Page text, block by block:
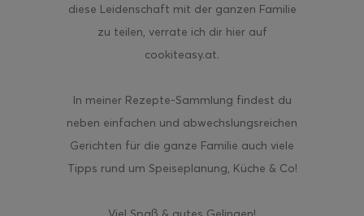
diese Leidenschaft mit der ganzen Familie
zu teilen, verrate ich dir hier auf
cookiteasy.at.
In meiner Rezepte-Sammlung findest du
neben einfachen und abwechslungsreichen
Gerichten für die ganze Familie auch viele
Tipps rund um Speiseplanung, Küche & Co!